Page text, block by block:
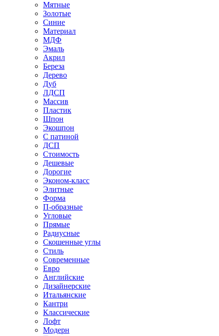
Мятные
Золотые
Синие
Материал
МДФ
Эмаль
Акрил
Береза
Дерево
Дуб
ЛДСП
Массив
Пластик
Шпон
Экошпон
С патиной
ДСП
Стоимость
Дешевые
Дорогие
Эконом-класс
Элитные
Форма
П-образные
Угловые
Прямые
Радиусные
Скошенные углы
Стиль
Современные
Евро
Английские
Дизайнерские
Итальянские
Кантри
Классические
Лофт
Модерн